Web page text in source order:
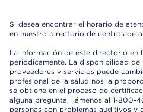
Si desea encontrar el horario de
en nuestro directorio de centros de
La información de este directorio en
periódicamente. La disponibilidad de
proveedores y servicios puede
profesional de la salud nos la
se obtiene en el proceso de
alguna pregunta, llámenos al 1-800-
personas con problemas auditivos